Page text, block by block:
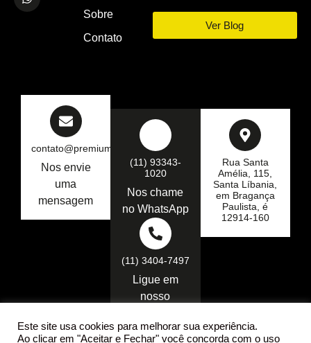
Sobre
Contato
Ver Blog
contato@premiumseg.com.br
Nos envie
uma
mensagem
(11) 93343-
1020
Nos chame
no WhatsApp
(11) 3404-7497
Ligue em
nosso
Rua Santa
Amélia, 115,
Santa Líbania,
em Bragança
Paulista, é
12914-160
Este site usa cookies para melhorar sua experiência.
Ao clicar em "Aceitar e Fechar" você concorda com o uso